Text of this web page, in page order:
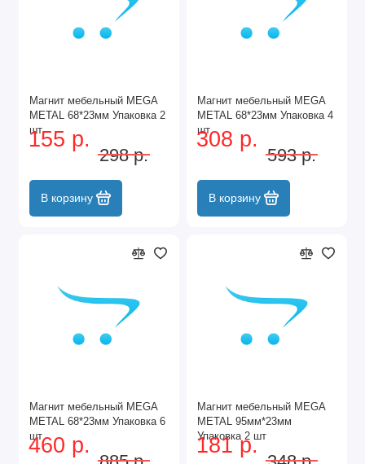
Магнит мебельный MEGA
METAL 68*23мм Упаковка 2
шт
155 р.
298 р.
В корзину
Магнит мебельный MEGA
METAL 68*23мм Упаковка 4
шт
308 р.
593 р.
В корзину
Магнит мебельный MEGA
METAL 68*23мм Упаковка 6
шт
460 р.
Магнит мебельный MEGA
METAL 95мм*23мм
Упаковка 2 шт
181 р.